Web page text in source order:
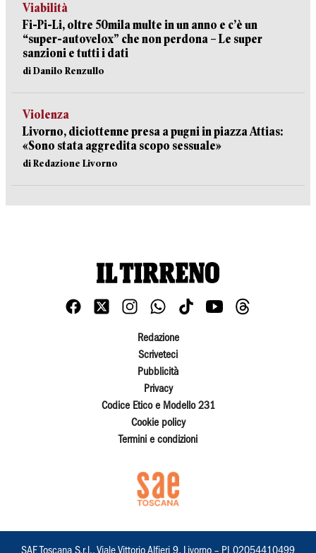
Viabilità
Fi-Pi-Li, oltre 50mila multe in un anno e c’è un
“super-autovelox” che non perdona – Le super
sanzioni e tutti i dati
di Danilo Renzullo
Violenza
Livorno, diciottenne presa a pugni in piazza Attias:
«Sono stata aggredita scopo sessuale»
di Redazione Livorno
Redazione
Scriveteci
Pubblicità
Privacy
Codice Etico e Modello 231
Cookie policy
Termini e condizioni
SAE Toscana S.r.l., Viale Vittorio Alfieri 9, Livorno – PI 02054410499